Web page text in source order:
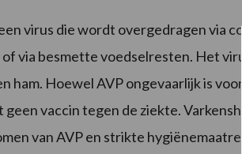
virus die wordt overgedragen via
via besmette voedselresten. Het
ham. Hoewel AVP ongevaarlijk is
geen vaccin tegen de ziekte.
van AVP en strikte